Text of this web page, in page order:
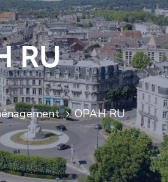
RU
OPAH RU